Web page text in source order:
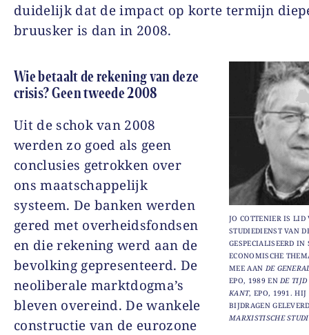
duidelijk dat de impact op korte termijn
bruusker is dan in 2008.
JO COTTENIER IS LID
STUDIEDIENST VAN
GESPECIALISEERD IN
ECONOMISCHE
MEE AAN DE
EPO, 1989 ENDE
KANT, EPO, 1991. HIJ
BIJDRAGEN
MARXISTISCHE
Wie betaalt de rekening van deze
crisis? Geen tweede 2008
Uit de schok van 2008
werden zo goed als geen
conclusies getrokken over
ons maatschappelijk
systeem. De banken werden
gered met overheidsfondsen
en die rekening werd aan de
bevolking gepresenteerd. De
neoliberale marktdogma’s
bleven overeind. De wankele
constructie van de eurozone